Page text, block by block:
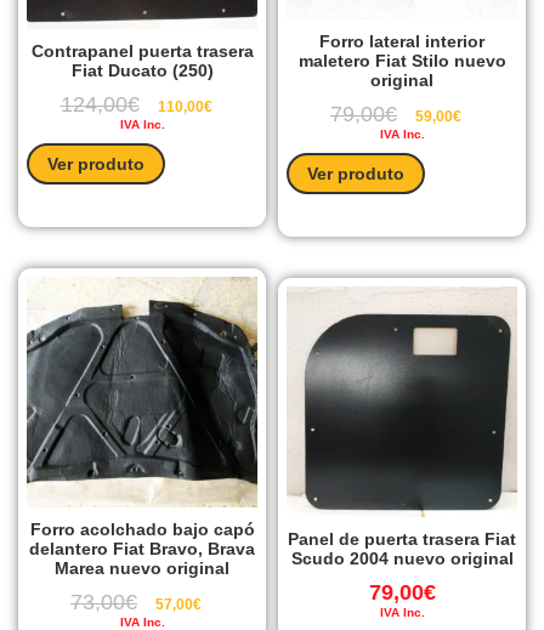
Contrapanel puerta trasera
Fiat Ducato (250)
124,00€ 110,00€
IVA Inc.
Ver produto
Forro lateral interior
maletero Fiat Stilo nuevo
original
79,00€ 59,00€
IVA Inc.
Ver produto
Forro acolchado bajo capó
delantero Fiat Bravo, Brava
Marea nuevo original
73,00€ 57,00€
IVA Inc.
Panel de puerta trasera Fiat
Scudo 2004 nuevo original
79,00€
IVA Inc.